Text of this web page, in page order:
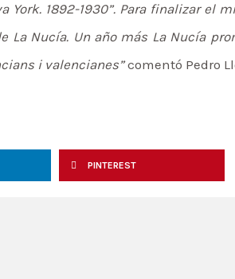
1892-1930”. Para finalizar el
Nucía. Un año más La Nucía
i valencianes”comentó Pedro
PINTEREST